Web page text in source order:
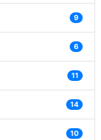
9
6
11
14
10